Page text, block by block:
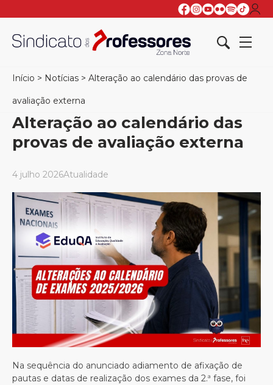
Início > Notícias > Alteração ao calendário das provas de
avaliação externa
Alteração ao calendário das
provas de avaliação externa
4 julho 2026Atualidade
Na sequência do anunciado adiamento de afixação de
pautas e datas de realização dos exames da 2.ª fase, foi